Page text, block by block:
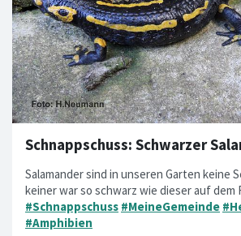
Salamander sind in unseren Garten keine
keiner war so schwarz wie dieser auf dem
#Schnappschuss #MeineGemeinde
#Amphibien